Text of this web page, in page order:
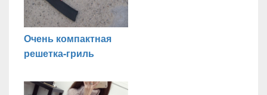
Очень компактная
решетка-гриль